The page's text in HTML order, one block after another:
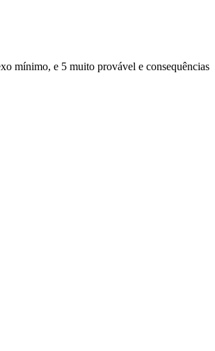
mínimo, e 5 muito provável e consequências